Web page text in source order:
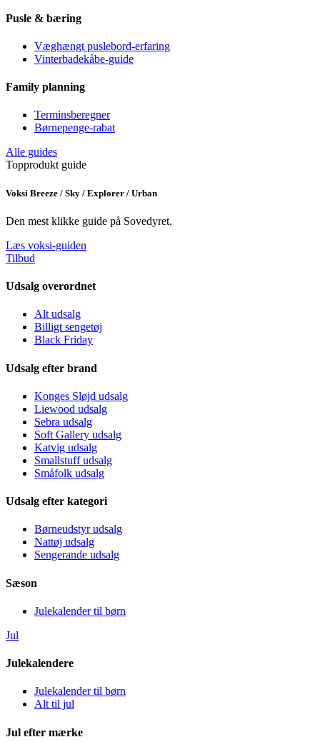
Pusle & bæring
Væghængt puslebord-erfaring
Vinterbadekåbe-guide
Family planning
Terminsberegner
Børnepenge-rabat
Alle guides
Topprodukt guide
Voksi Breeze / Sky / Explorer / Urban
Den mest klikke guide på Sovedyret.
Læs voksi-guiden
Tilbud
Udsalg overordnet
Alt udsalg
Billigt sengetøj
Black Friday
Udsalg efter brand
Konges Sløjd udsalg
Liewood udsalg
Sebra udsalg
Soft Gallery udsalg
Katvig udsalg
Smallstuff udsalg
Småfolk udsalg
Udsalg efter kategori
Børneudstyr udsalg
Nattøj udsalg
Sengerande udsalg
Sæson
Julekalender til børn
Jul
Julekalendere
Julekalender til børn
Alt til jul
Jul efter mærke